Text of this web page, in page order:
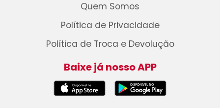
Quem Somos
Política de Privacidade
Política de Troca e Devolução
Baixe já nosso APP